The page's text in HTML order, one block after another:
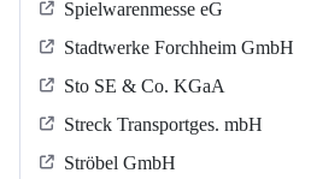
Spielwarenmesse eG
Stadtwerke Forchheim GmbH
Sto SE & Co. KGaA
Streck Transportges. mbH
Ströbel GmbH